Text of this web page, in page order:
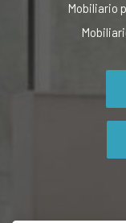
Mobiliario